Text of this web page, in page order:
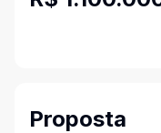
Proposta